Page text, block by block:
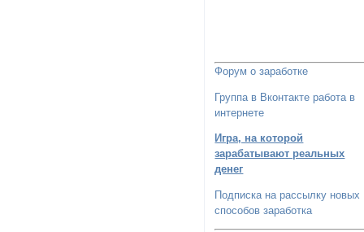
Форум о заработке
Группа в Вконтакте работа в
интернете
Игра, на которой
зарабатывают реальных
денег
Подписка на рассылку новых
способов заработка